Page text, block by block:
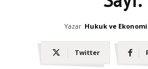
Yazar Hukuk ve Ekonomi
Twitter